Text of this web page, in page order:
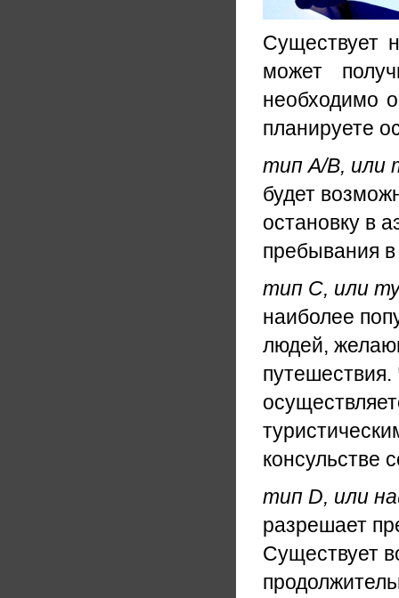
Существует
может
необходимо
планируете
тип А/B, или
будет
остановку в
пребывания
тип С, или
наиболее
людей,
консульстве
тип D, или
разрешает
Существует